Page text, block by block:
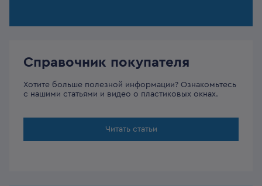
Справочник покупателя
Хотите больше полезной информации? Ознакомьтесь
с нашими статьями и видео о пластиковых окнах.
Читать статьи